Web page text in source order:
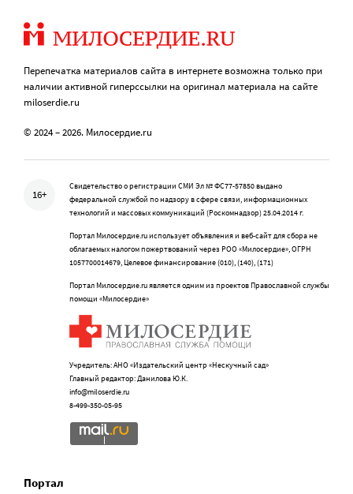
Перепечатка материалов сайта в интернете возможна только при
наличии активной гиперссылки на оригинал материала на сайте
miloserdie.ru
© 2024 – 2026. Милосердие.ru
16+
Свидетельство о регистрации СМИ Эл № ФС77-57850 выдано
федеральной службой по надзору в сфере связи, информационных
технологий и массовых коммуникаций (Роскомнадзор) 25.04.2014 г.
Портал Милосердие.ru использует объявления и веб-сайт для сбора не
облагаемых налогом пожертвований через РОО «Милосердие», ОГРН
1057700014679, Целевое финансирование (010), (140), (171)
Портал Милосердие.ru является одним из проектов Православной службы
помощи «Милосердие»
Учредитель: АНО «Издательский центр «Нескучный сад»
Главный редактор: Данилова Ю.К.
info@miloserdie.ru
8-499-350-05-95
Портал